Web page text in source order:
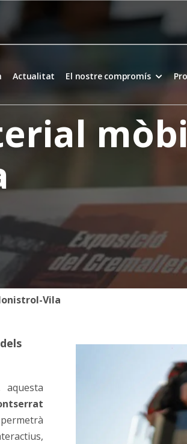
Actualitat El nostre compromís
Vila